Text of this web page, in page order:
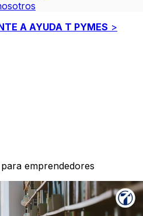
A AYUDA T PYMES >
emprendedores